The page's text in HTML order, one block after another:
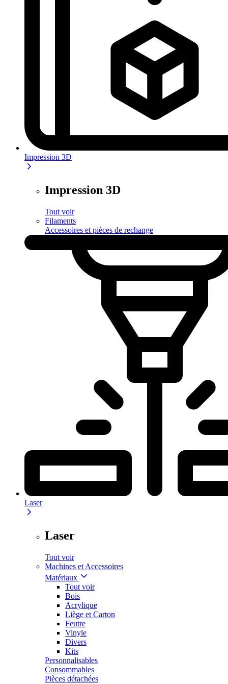
Impression 3D
Impression 3D
Tout voir
Filaments
Accessoires et pièces de rechange
Laser
Laser
Tout voir
Machines et Accessoires
Matériaux
Tout voir
Bois
Acrylique
Liège et Carton
Feutre
Vinyle
Divers
Kits
Personnalisables
Consommables
Pièces détachées